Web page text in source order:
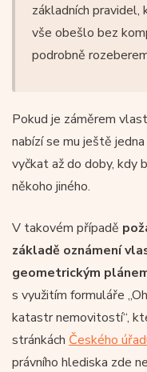
základních
vše obešlo bez
podrobně
Pokud je záměrem
nabízí se mu ještě
vyčkat až do doby, kdy
někoho jiného.
V takovém případě
základě oznámení
geometrickým
s využitím formuláře
katastr nemovitostí“,
stránkách Českého
právního hlediska zde